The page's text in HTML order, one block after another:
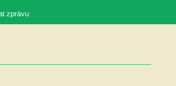
zprávu